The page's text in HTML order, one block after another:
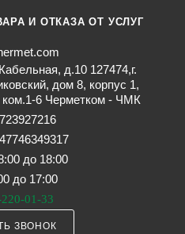
И ОТКАЗА ОТ УСЛУГ
д.10 127474,г.
дом 8, корпус 1,
6 Черметком - ЧМК
до 18:00
до 17:00
01-33
ЗВОНОК